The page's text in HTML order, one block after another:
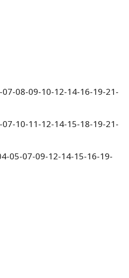
08-09-10-12-14-16-19-21-
10-11-12-14-15-18-19-21-
05-07-09-12-14-15-16-19-